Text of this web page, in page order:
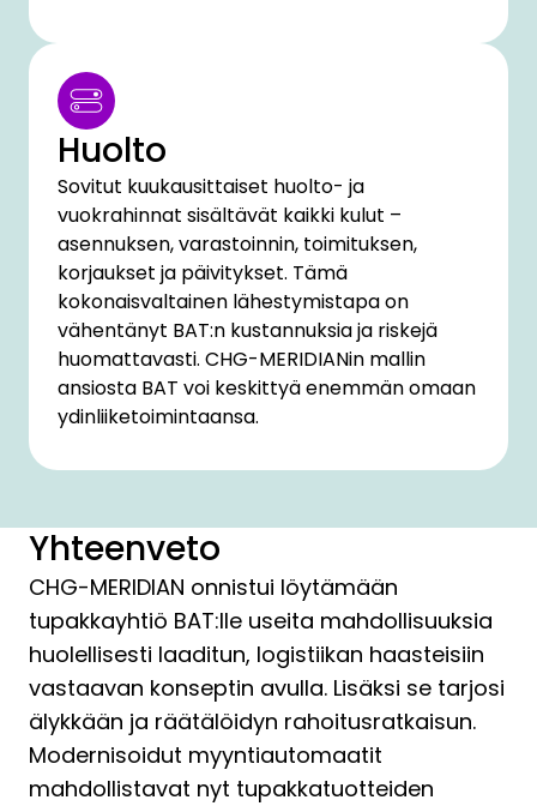
Huolto
Sovitut kuukausittaiset huolto- ja
vuokrahinnat sisältävät kaikki kulut –
asennuksen, varastoinnin, toimituksen,
korjaukset ja päivitykset. Tämä
kokonaisvaltainen lähestymistapa on
vähentänyt BAT:n kustannuksia ja riskejä
huomattavasti. CHG-MERIDIANin mallin
ansiosta BAT voi keskittyä enemmän omaan
ydinliiketoimintaansa.
Yhteenveto
CHG-MERIDIAN onnistui löytämään
tupakkayhtiö BAT:lle useita mahdollisuuksia
huolellisesti laaditun, logistiikan haasteisiin
vastaavan konseptin avulla. Lisäksi se tarjosi
älykkään ja räätälöidyn rahoitusratkaisun.
Modernisoidut myyntiautomaatit
mahdollistavat nyt tupakkatuotteiden